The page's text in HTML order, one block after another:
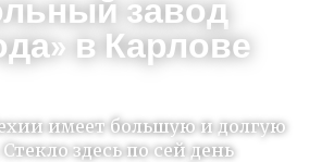
завод
в Карлове
имеет большую и долгую
здесь по сей день